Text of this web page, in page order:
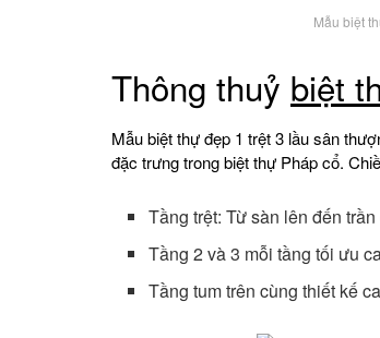
Mẫu biệt
Thông thuỷ biệt
Mẫu biệt thự đẹp 1 trệt 3 lầu sân
đặc trưng trong biệt thự Pháp cổ.
Tầng trệt: Từ sàn lên đến
Tầng 2 và 3 mỗi tầng tối ưu
Tầng tum trên cùng thiết kế